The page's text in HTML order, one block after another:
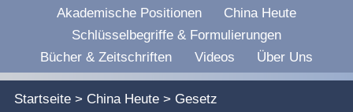
Akademische Positionen
China Heute
Schlüsselbegriffe & Formulierungen
Bücher & Zeitschriften
Videos Über Uns
Startseite> China Heute> Gesetz